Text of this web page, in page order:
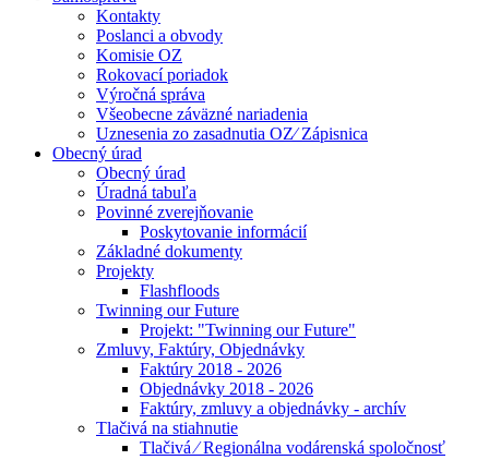
Kontakty
Poslanci a obvody
Komisie OZ
Rokovací poriadok
Výročná správa
Všeobecne záväzné nariadenia
Uznesenia zo zasadnutia OZ⁄ Zápisnica
Obecný úrad
Obecný úrad
Úradná tabuľa
Povinné zverejňovanie
Poskytovanie informácií
Základné dokumenty
Projekty
Flashfloods
Twinning our Future
Projekt: "Twinning our Future"
Zmluvy, Faktúry, Objednávky
Faktúry 2018 - 2026
Objednávky 2018 - 2026
Faktúry, zmluvy a objednávky - archív
Tlačivá na stiahnutie
Tlačivá ⁄ Regionálna vodárenská spoločnosť